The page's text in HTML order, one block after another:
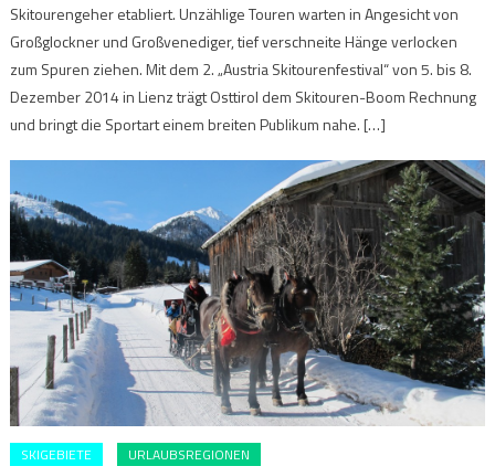
Skitourengeher etabliert. Unzählige Touren warten in Angesicht von
Großglockner und Großvenediger, tief verschneite Hänge verlocken
zum Spuren ziehen. Mit dem 2. „Austria Skitourenfestival“ von 5. bis 8.
Dezember 2014 in Lienz trägt Osttirol dem Skitouren-Boom Rechnung
und bringt die Sportart einem breiten Publikum nahe. […]
SKIGEBIETE URLAUBSREGIONEN